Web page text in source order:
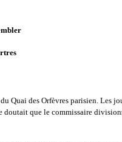
Quai des Orfèvres parisien. Les
doutait que le commissaire